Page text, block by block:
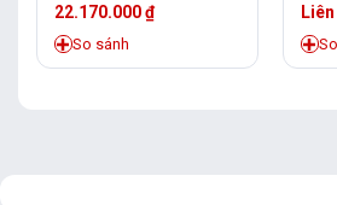
22.170.000₫
So sánh